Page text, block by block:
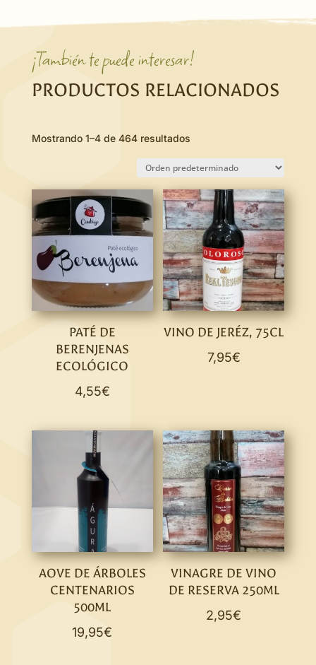
¡También te puede interesar!
PRODUCTOS RELACIONADOS
Mostrando 1–4 de 464 resultados
PATÉ DE
BERENJENAS
ECOLÓGICO
4,55€
VINO DE JERÉZ, 75CL
7,95€
AOVE DE ÁRBOLES
CENTENARIOS
500ML
19,95€
VINAGRE DE VINO
DE RESERVA 250ML
2,95€